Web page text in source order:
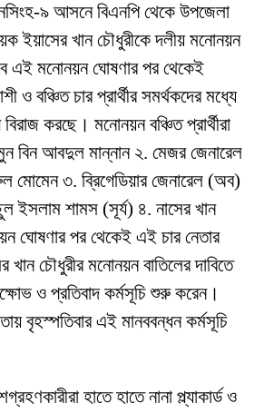
৯ আসনে বিএনপি থেকে উপজেলা
ইয়াসের খান চৌধুরীকে দলীয় মনোনয়ন
এই মনোনয়ন ঘোষণার পর থেকেই
ও বঞ্চিত চার প্রার্থীর সমর্থকদের মধ্যে
করছে। মনোনয়ন বঞ্চিত প্রার্থীরা
বিন আবদুল মান্নান ২. মেজর জেনারেল
৩. ব্রিগেডিয়ার জেনারেল (অব)
ইসলাম শামস (সূর্য) ৪. নাসের খান
ঘোষণার পর থেকেই এই চার নেতার
খান চৌধুরীর মনোনয়ন বাতিলের দাবিতে
ও প্রতিবাদ কর্মসূচি শুরু করেন।
বৃহস্পতিবার এই মানববন্ধন কর্মসূচি
হাতে হাতে নানা প্ল্যাকার্ড ও